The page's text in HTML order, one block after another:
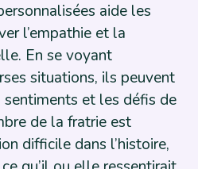
aide les
l’empathie et la
En se voyant
situations, ils peuvent
et les défis de
de la fratrie est
difficile dans l’histoire,